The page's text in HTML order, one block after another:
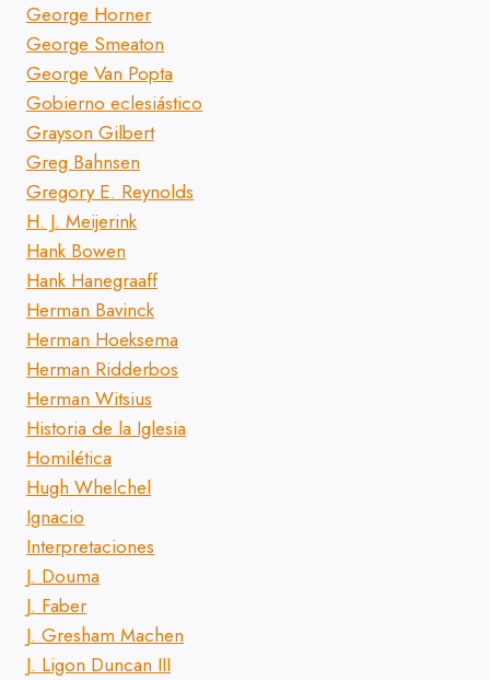
George Horner
George Smeaton
George Van Popta
Gobierno eclesiástico
Grayson Gilbert
Greg Bahnsen
Gregory E. Reynolds
H. J. Meijerink
Hank Bowen
Hank Hanegraaff
Herman Bavinck
Herman Hoeksema
Herman Ridderbos
Herman Witsius
Historia de la Iglesia
Homilética
Hugh Whelchel
Ignacio
Interpretaciones
J. Douma
J. Faber
J. Gresham Machen
J. Ligon Duncan III